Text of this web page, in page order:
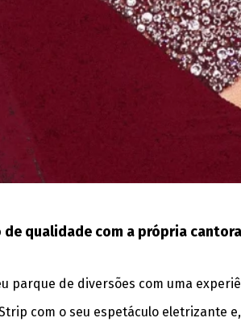
qualidade com a própria
parque de diversões com uma
com o seu espetáculo eletrizante